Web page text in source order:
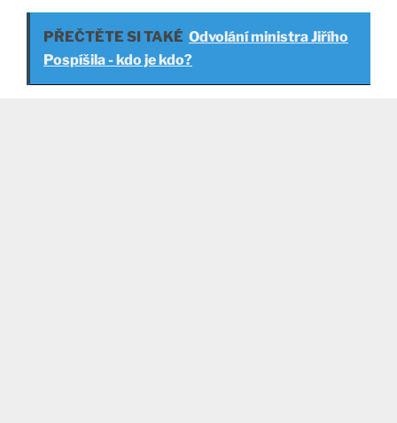
PŘEČTĚTE SI TAKÉ Odvolání ministra Jiřího
Pospíšila - kdo je kdo?